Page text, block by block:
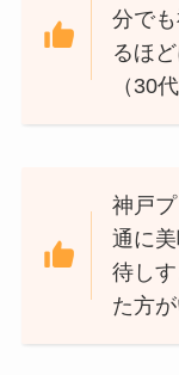
分で
るほ
（30
神戸
通に
待し
た方